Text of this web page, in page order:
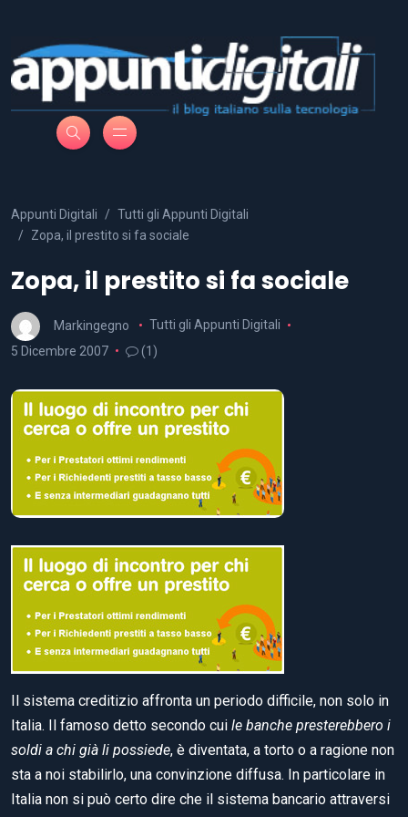
Appunti Digitali
Tutti gli Appunti Digitali
Zopa, il prestito si fa sociale
Zopa, il prestito si fa sociale
Markingegno
Tutti gli Appunti Digitali
5 Dicembre 2007
(1)
Il sistema creditizio affronta un periodo difficile, non solo in
Italia. Il famoso detto secondo cui le banche presterebbero i
soldi a chi già li possiede, è diventata, a torto o a ragione non
sta a noi stabilirlo, una convinzione diffusa. In particolare in
Italia non si può certo dire che il sistema bancario attraversi